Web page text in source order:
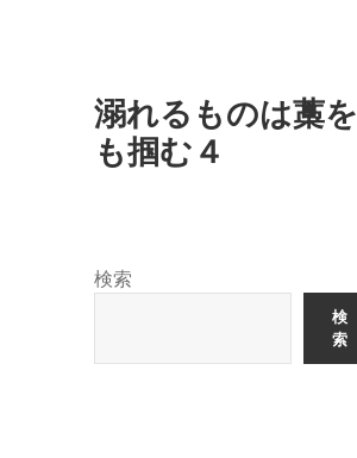
溺れるものは藁を
も掴む４
検索
検
索